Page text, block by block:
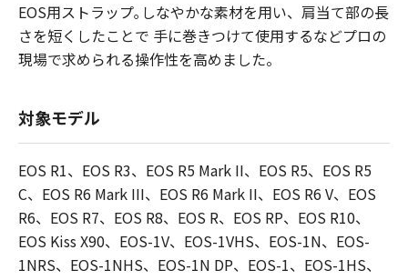
EOS用ストラップ｡しなやかな素材を用い、肩当て部の長
さを短くしたことで 手に巻きつけて使用するなどプロの
現場で求められる操作性を高めました。
対象モデル
EOS R1、EOS R3、EOS R5 Mark II、EOS R5、EOS R5
C、EOS R6 Mark III、EOS R6 Mark II、EOS R6 V、EOS
R6、EOS R7、EOS R8、EOS R、EOS RP、EOS R10、
EOS Kiss X90、EOS-1V、EOS-1VHS、EOS-1N、EOS-
1NRS、EOS-1NHS、EOS-1N DP、EOS-1、EOS-1HS、